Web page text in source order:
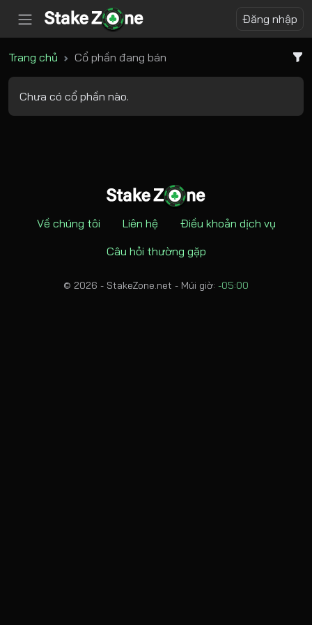
Đăng nhập
Trang chủ Cổ phần đang bán
Chưa có cổ phần nào.
Về chúng tôi Liên hệ
Điều khoản dịch vụ
Câu hỏi thường gặp
© 2026 - StakeZone.net - Múi giờ: -05:00